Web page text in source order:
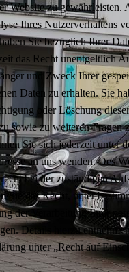
Website zu gewährleisten.
Ihres Nutzerverhaltens
Sie bezüglich Ihrer
das Recht unentgeltlich
und Zweck Ihrer
Daten zu erhalten. Sie
oder Löschung
sowie zu weiteren Fragen
Sie sich jederzeit unter
an uns wenden. Des
bei der zuständigen
Sie das Recht, unter
der Verarbeitung Ihrer
Details hierzu entnehmen
unter „Recht auf